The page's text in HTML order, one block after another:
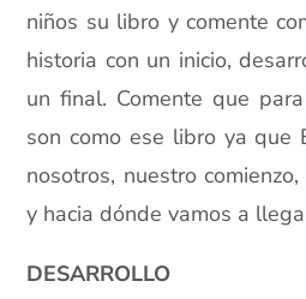
niños su libro y comente
historia con un inicio,
un final. Comente que
son como ese libro ya que
nosotros, nuestro
y hacia dónde vamos a
DESARROLLO